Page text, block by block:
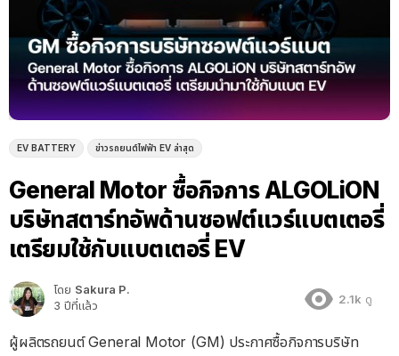
EV BATTERY ข่าวรถยนต์ไฟฟ้า EV ล่าสุด
General Motor ซื้อกิจการ ALGOLiON
บริษัทสตาร์ทอัพด้านซอฟต์แวร์แบตเตอรี่
เตรียมใช้กับแบตเตอรี่ EV
โดย Sakura P.
3 ปีที่แล้ว
2.1k ดู
ผู้ผลิตรถยนต์ General Motor (GM) ประกาศซื้อกิจการบริษัท